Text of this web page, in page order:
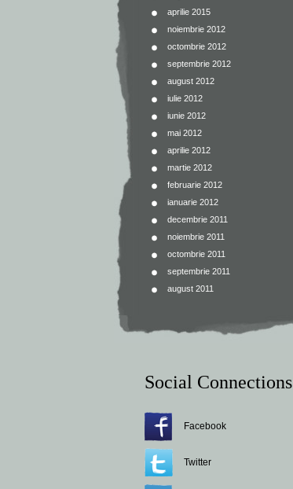
aprilie 2015
noiembrie 2012
octombrie 2012
septembrie 2012
august 2012
iulie 2012
iunie 2012
mai 2012
aprilie 2012
martie 2012
februarie 2012
ianuarie 2012
decembrie 2011
noiembrie 2011
octombrie 2011
septembrie 2011
august 2011
Social Connections
Facebook
Twitter